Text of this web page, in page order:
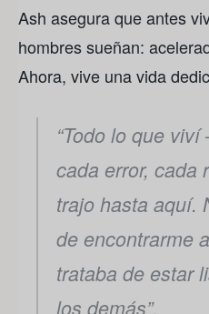
Ash asegura que antes
hombres sueñan:
Ahora, vive una vida
“Todo lo que
cada error,
trajo hasta aquí.
de encontrarme
trataba de estar
los demás”.